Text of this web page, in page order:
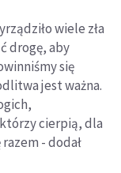
wiele zła
drogę, aby
się
jest ważna.
cierpią, dla
- dodał